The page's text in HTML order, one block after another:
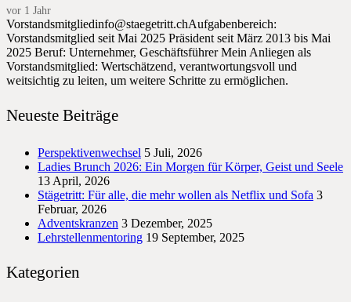
vor 1 Jahr
Vorstandsmitgliedinfo@staegetritt.chAufgabenbereich:
Vorstandsmitglied seit Mai 2025 Präsident seit März 2013 bis Mai
2025 Beruf: Unternehmer, Geschäftsführer Mein Anliegen als
Vorstandsmitglied: Wertschätzend, verantwortungsvoll und
weitsichtig zu leiten, um weitere Schritte zu ermöglichen.
Neueste Beiträge
Perspektivenwechsel 5 Juli, 2026
Ladies Brunch 2026: Ein Morgen für Körper, Geist und Seele
13 April, 2026
Stägetritt: Für alle, die mehr wollen als Netflix und Sofa 3
Februar, 2026
Adventskranzen 3 Dezember, 2025
Lehrstellenmentoring 19 September, 2025
Kategorien